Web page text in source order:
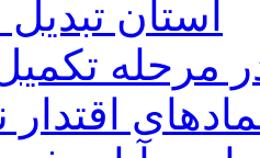
استان
مرحله تکمیل